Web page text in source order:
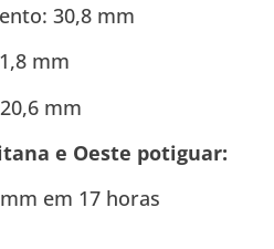
30,8 mm
mm
mm
e Oeste potiguar:
em 17 horas